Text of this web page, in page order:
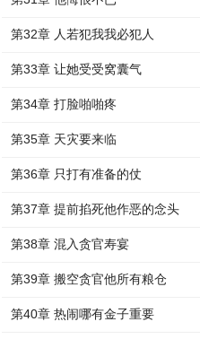
第32章 人若犯我我必犯人
第33章 让她受受窝囊气
第34章 打脸啪啪疼
第35章 天灾要来临
第36章 只打有准备的仗
第37章 提前掐死他作恶的念头
第38章 混入贪官寿宴
第39章 搬空贪官他所有粮仓
第40章 热闹哪有金子重要